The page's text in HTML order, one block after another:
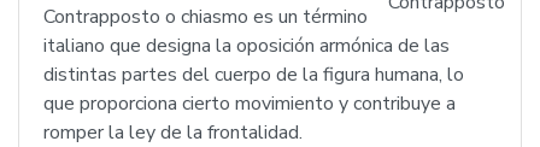
Contrapposto o chiasmo es un término
italiano que designa la oposición armónica de las
distintas partes del cuerpo de la figura humana, lo
que proporciona cierto movimiento y contribuye a
romper la ley de la frontalidad.